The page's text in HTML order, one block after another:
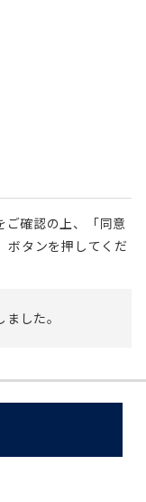
ご確認の上、
「同意
ボタンを押してくだ
した。